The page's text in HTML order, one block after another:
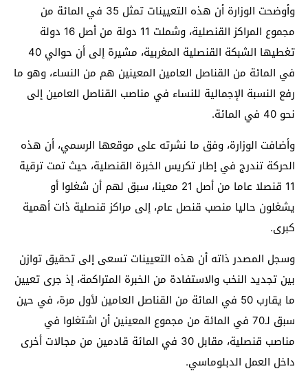
وأوضحت الوزارة أن هذه التعيينات تمثل 35 في المائة من
مجموع المراكز القنصلية، وشملت 11 دولة من أصل 16 دولة
تغطيها الشبكة القنصلية المغربية، مشيرة إلى أن حوالي 40
في المائة من القناصل العامين المعينين هم من النساء، وهو ما
رفع النسبة الإجمالية للنساء في مناصب القناصل العامين إلى
نحو 40 في المائة.
وأضافت الوزارة، وفق ما نشرته على موقعها الرسمي، أن هذه
الحركة تندرج في إطار تكريس الخبرة القنصلية، حيث تمت ترقية
11 قنصلا عاما من أصل 21 معينا، سبق لهم أن شغلوا أو
يشغلون حاليا منصب قنصل عام، إلى مراكز قنصلية ذات أهمية
كبرى.
وسجل المصدر ذاته أن هذه التعيينات تسعى إلى تحقيق توازن
بين تجديد النخب والاستفادة من الخبرة المتراكمة، إذ جرى تعيين
ما يقارب 50 في المائة من القناصل العامين لأول مرة، في حين
سبق لـ70 في المائة من مجموع المعينين أن اشتغلوا في
مناصب قنصلية، مقابل 30 في المائة قادمين من مجالات أخرى
داخل العمل الدبلوماسي.